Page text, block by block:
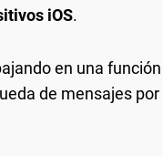
iOS.
en una
de mensajes